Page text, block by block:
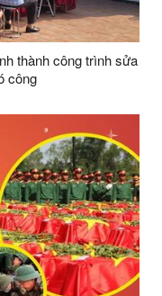
thành công trình sửa
công